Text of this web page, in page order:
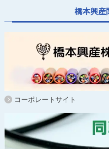
橋本興産
コーポレートサイト